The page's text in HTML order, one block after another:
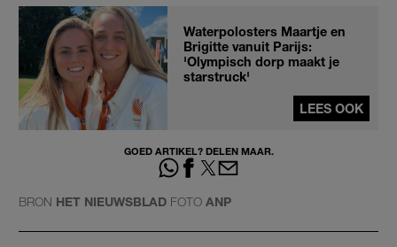
Waterpolosters Maartje en
Brigitte vanuit Parijs:
'Olympisch dorp maakt je
starstruck'
LEES OOK
GOED ARTIKEL? DELEN MAAR.
BRON HET NIEUWSBLAD FOTO ANP